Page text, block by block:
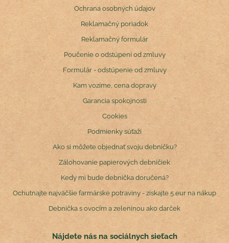
Ochrana osobných údajov
Reklamačný poriadok
Reklamačný formulár
Poučenie o odstúpení od zmluvy
Formulár - odstúpenie od zmluvy
Kam vozíme, cena dopravy
Garancia spokojnosti
Cookies
Podmienky súťaží
Ako si môžete objednať svoju debničku?
Zálohovanie papierových debničiek
Kedy mi bude debnička doručená?
Ochutnajte najväčšie farmárske potraviny - získajte 5 eur na nákup
Debnička s ovocím a zeleninou ako darček
Nájdete nás na sociálnych sieťach